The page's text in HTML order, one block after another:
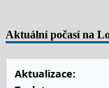
Aktuální počasí na
Aktualizace: